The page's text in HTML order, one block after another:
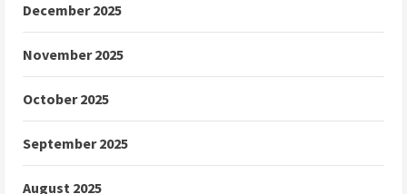
December 2025
November 2025
October 2025
September 2025
August 2025